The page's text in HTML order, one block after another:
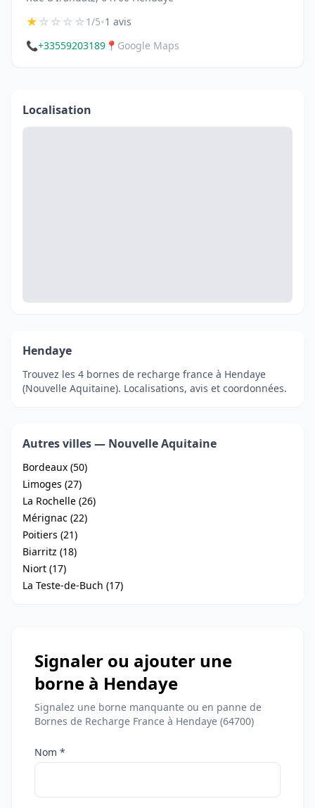
★☆☆☆☆1/5•1 avis
📞+33559203189 📍 Google Maps
Localisation
Hendaye
Trouvez les 4 bornes de recharge france à Hendaye
(Nouvelle Aquitaine). Localisations, avis et coordonnées.
Autres villes — Nouvelle Aquitaine
Bordeaux (50)
Limoges (27)
La Rochelle (26)
Mérignac (22)
Poitiers (21)
Biarritz (18)
Niort (17)
La Teste-de-Buch (17)
Signaler ou ajouter une
borne à Hendaye
Signalez une borne manquante ou en panne de
Bornes de Recharge France à Hendaye (64700)
Nom *